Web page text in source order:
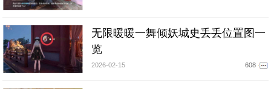
无限暖暖一舞倾妖城史丢丢位置图一
览
2026-02-15 608